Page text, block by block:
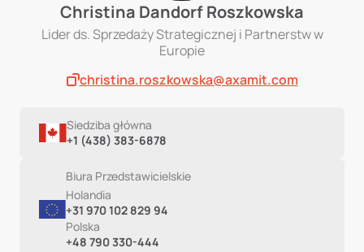
Christina Dandorf Roszkowska
Lider ds. Sprzedaży Strategicznej i Partnerstw w
Europie
christina.roszkowska@axamit.com
Siedziba główna
+1 (438) 383-6878
Biura Przedstawicielskie
Holandia
+31 970 102 829 94
Polska
+48 790 330-444